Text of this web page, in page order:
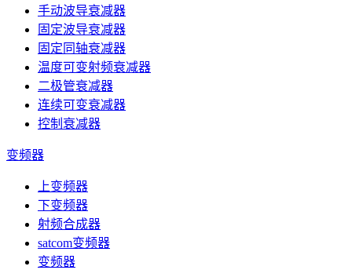
手动波导衰减器
固定波导衰减器
固定同轴衰减器
温度可变射频衰减器
二极管衰减器
连续可变衰减器
控制衰减器
变频器
上变频器
下变频器
射频合成器
satcom变频器
变频器